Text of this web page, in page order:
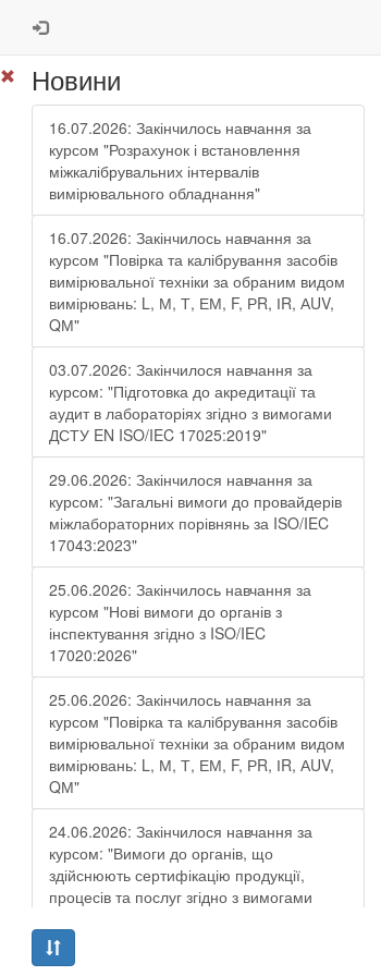
Новини
16.07.2026: Закінчилось навчання за
курсом "Розрахунок і встановлення
міжкалібрувальних інтервалів
вимірювального обладнання"
16.07.2026: Закінчилось навчання за
курсом "Повірка та калібрування засобів
вимірювальної техніки за обраним видом
вимірювань: L, М, Т, ЕМ, F, РR, ІR, АUV,
QМ"
03.07.2026: Закінчилося навчання за
курсом: "Підготовка до акредитації та
аудит в лабораторіях згідно з вимогами
ДСТУ EN ISO/IEC 17025:2019"
29.06.2026: Закінчилося навчання за
курсом: "Загальні вимоги до провайдерів
міжлабораторних порівнянь за ISO/IEC
17043:2023"
25.06.2026: Закінчилось навчання за
курсом "Нові вимоги до органів з
інспектування згідно з ISO/IEC
17020:2026"
25.06.2026: Закінчилось навчання за
курсом "Повірка та калібрування засобів
вимірювальної техніки за обраним видом
вимірювань: L, М, Т, ЕМ, F, РR, ІR, АUV,
QМ"
24.06.2026: Закінчилося навчання за
курсом: "Вимоги до органів, що
здійснюють сертифікацію продукції,
процесів та послуг згідно з вимогами
19.06.2026: Закінчилося навчання за